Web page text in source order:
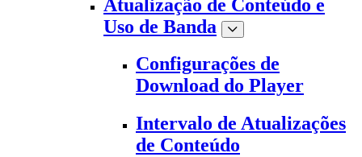
Atualização de Conteúdo e
Uso de Banda
Configurações de
Download do Player
Intervalo de Atualizações
de Conteúdo